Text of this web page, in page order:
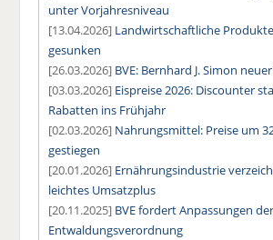
unter Vorjahresniveau
[13.04.2026] Landwirtschaftliche
gesunken
[26.03.2026] BVE: Bernhard J. Simon
[03.03.2026] Eispreise 2026: Discounter
Rabatten ins Frühjahr
[02.03.2026] Nahrungsmittel: Preise um
gestiegen
[20.01.2026] Ernährungsindustrie
leichtes Umsatzplus
[20.11.2025] BVE fordert Anpassungen
Entwaldungsverordnung